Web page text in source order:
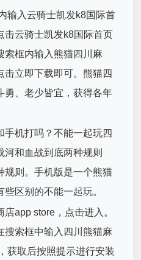
输入云骑士凯发k8国际首
击云骑士凯发k8国际首页
索框内输入熊猫四川麻
击立即下载即可。熊猫四
勇、老少皆宜，获得各年
手机打吗？不能一起玩四
河和血战到底两种规则
规则。手机版是一个熊猫
区别的不能一起玩。
app store，点击进入。
搜索框中输入四川熊猫麻
获取后按照提示进行安装